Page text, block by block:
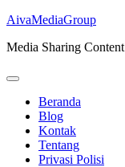
Lompat
konten
Enter)
AivaMediaGroup
Media Sharing Content
Beranda
Blog
Kontak
Tentang
Privasi Polisi